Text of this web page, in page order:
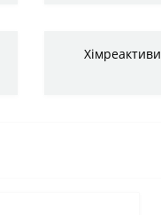
Хімреактиви